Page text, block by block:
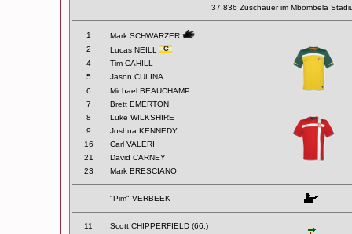
37.836 Zuschauer im Mbombela
1
Mark SCHWARZER
2
Lucas NEILL
4
Tim CAHILL
5
Jason CULINA
6
Michael BEAUCHAMP
7
Brett EMERTON
8
Luke WILKSHIRE
9
Joshua KENNEDY
16
Carl VALERI
21
David CARNEY
23
Mark BRESCIANO
"Pim" VERBEEK
11
Scott CHIPPERFIELD (66.)